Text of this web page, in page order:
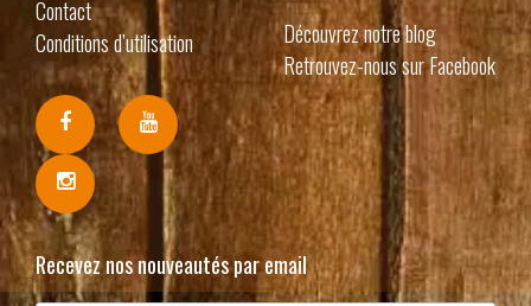
Contact
Conditions d’utilisation
Découvrez notre blog
Retrouvez-nous sur Facebook
Recevez nos nouveautés par email